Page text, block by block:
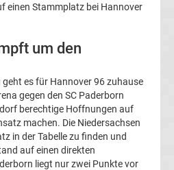
einen Stammplatz bei Hannover
um den
es für Hannover 96 zuhause
gegen den SC Paderborn
berechtige Hoffnungen auf
machen. Die Niedersachsen
in der Tabelle zu finden und
auf einen direkten
liegt nur zwei Punkte vor